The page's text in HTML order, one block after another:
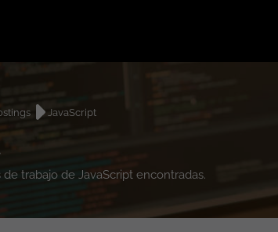
JavaScript
trabajo de JavaScript encontradas.